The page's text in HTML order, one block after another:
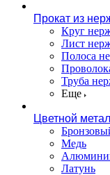
Прокат из
Круг
Лист
Полоса
Труба
Еще
Цветной
Медь
Латунь